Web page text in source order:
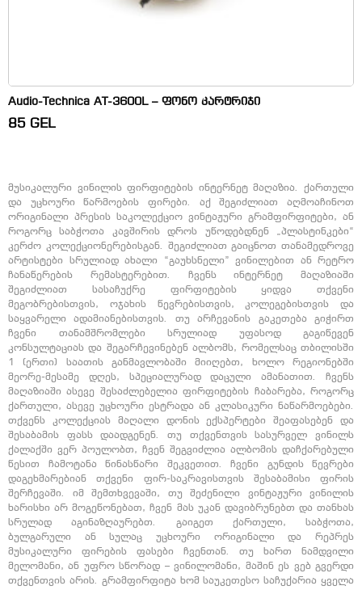
Audio-Technica AT-3600L – ფონო კარტრიჯი
85 GEL
მუსიკალური ვინილის ფირფიტების ინტერნეტ მაღაზია. ქართული
და უცხოური წარმოების ფირები. აქ შეგიძლიათ აღმოაჩინოთ
ორიგინალი პრესის საკოლექციო ვინტაჟური გრამფირფიტები, ან
როგორც საბჭოთა კავშირის დროს უწოდებდნენ „პლასტინკები“
კერძო კოლექციონერებისგან. შეგიძლიათ გაიცნოთ თანამედროვე
არტისტები სრულიად ახალი “გაუხსნელი” ვინილებით ან რეტრო
ჩანაწერების რემასტერებით. ჩვენს ინტერნეტ მაღაზიაში
შეგიძლიათ სასაჩუქრე ფირფიტების ყიდვა თქვენი
მეგობრებისთვის, ოჯახის წევრებისთვის, კოლეგებისთვის და
საყვარელი ადამიანებისთვის. თუ არჩევანის გაკეთება გიჭირთ
ჩვენი თანამშრომლები სრულიად უფასოდ გაგიწევენ
კონსულტაციას და შეგარჩევინებენ ალბომს, რომელსაც თბილისში
1 (ერთი) საათის განმავლობაში მიიღებთ, ხოლო რეგიონებში
მეორე-მესამე დღეს, სპეციალურად დაცული ამანათით. ჩვენს
მაღაზიაში ასევე შესაძლებელია ფირფიტების ჩაბარება, როგორც
ქართული, ასევე უცხოური ესტრადა ან კლასიკური ნაწარმოებები.
თქვენს კოლექციას მაღალი დონის ექსპერტები შეაფასებენ და
შესაბამის ფასს დაადგენენ. თუ თქვენთვის სასურველ ვინილს
ქალაქში ვერ პოულობთ, ჩვენ შეგვიძლია ალბომის დაჩქარებული
წესით ჩამოტანა წინასწარი შეკვეთით. ჩვენი გუნდის წევრები
დაგეხმარებიან თქვენი ფირ-საკრავისთვის შესაბამისი ფირის
შერჩევაში. იმ შემთხვევაში, თუ შეძენილი ვინტაჟური ვინილის
ხარისხი არ მოგეწონებათ, ჩვენ მას უკან დავიბრუნებთ და თანხას
სრულად აგინაზღაურებთ. გაიგეთ ქართული, საბჭოთა,
ბულგარული ან სულაც უცხოური ორიგინალი და რეპრეს
მუსიკალური ფირების ფასები ჩვენთან. თუ ხართ ნამდვილი
მელომანი, ან უფრო სწორად – ვინილომანი, მაშინ ეს ვებ გვერდი
თქვენთვის არის. გრამფირფიტა ხომ საუკეთესო საჩუქარია ყველა